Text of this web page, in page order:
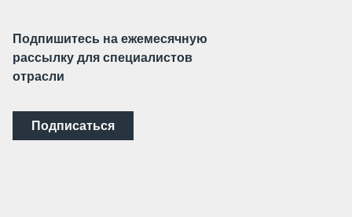
Подпишитесь на ежемесячную
рассылку для специалистов
отрасли
Подписаться